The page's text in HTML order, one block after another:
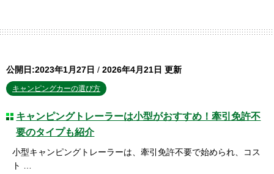
公開日:2023年1月27日 / 2026年4月21日 更新
キャンピングカーの選び方
キャンピングトレーラーは小型がおすすめ！牽引免許不
要のタイプも紹介
小型キャンピングトレーラーは、牽引免許不要で始められ、コス
ト …